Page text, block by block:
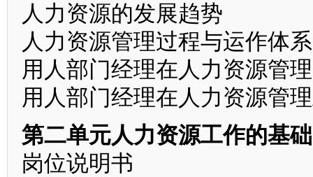
人力资源的发展趋势
人力资源管理过程与运作体系
用人部门经理在人力资源管
用人部门经理在人力资源管
第二单元人力资源工作的基础
岗位说明书